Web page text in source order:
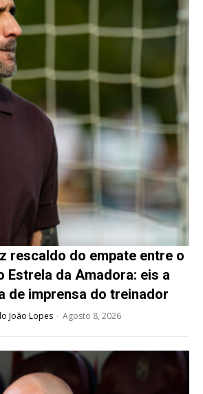
rescaldo do empate entre o
Estrela da Amadora: eis a
de imprensa do treinador
João Lopes - Agosto 8, 2026